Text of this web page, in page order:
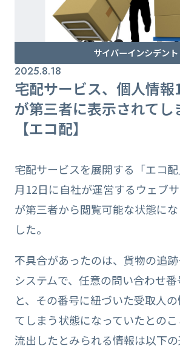
サイバーインシデント
2025.8.18
宅配サービス、個人情
が第三者に表示されてし
【エコ配】
宅配サービスを展開する「エコ
月12日に自社が運営するウェブ
が第三者から閲覧可能な状態に
した。
不具合があったのは、貨物の追
システムで、任意の問い合わせ
と、その番号に紐づいた受取人
てしまう状態になっていたとのこ
流出したとみられる情報は以下の